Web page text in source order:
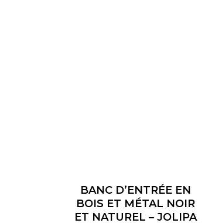
BANC D’ENTRÉE EN
BOIS ET MÉTAL NOIR
ET NATUREL – JOLIPA